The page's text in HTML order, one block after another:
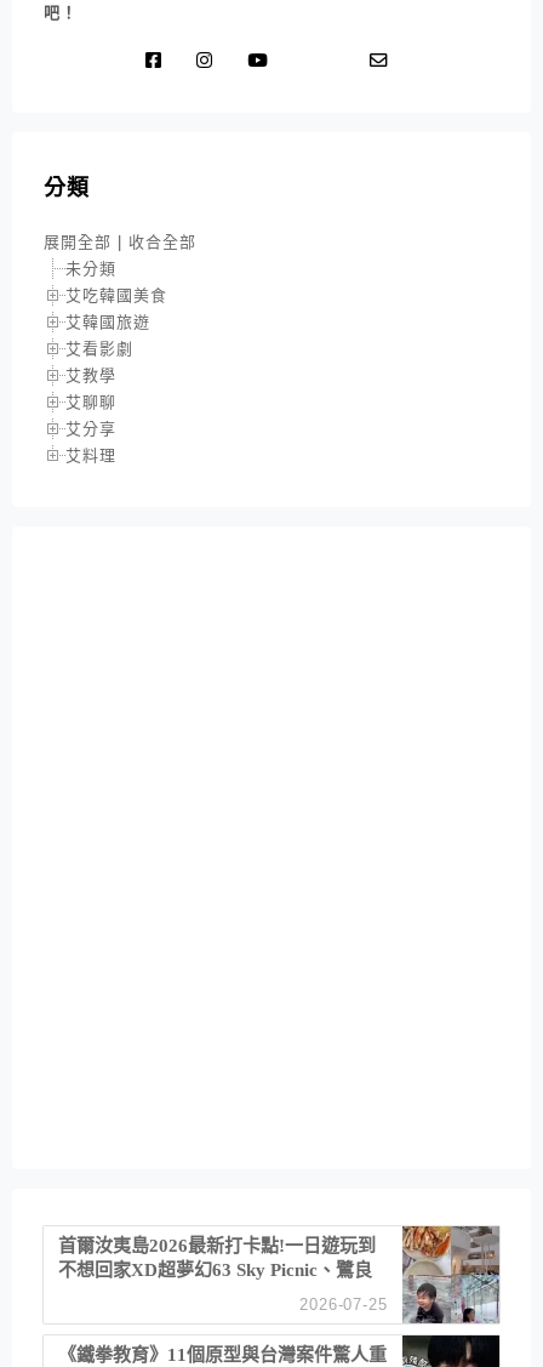
吧！
分類
展開全部 | 收合全部
未分類
艾吃韓國美食
艾韓國旅遊
艾看影劇
艾教學
艾聊聊
艾分享
艾料理
首爾汝夷島2026最新打卡點!一日遊玩到
不想回家XD超夢幻63 Sky Picnic、鷺良
津帝王蟹大餐、《淚之女王》拍攝地、漢
江公園免費玩水
2026-07-25
《鐵拳教育》11個原型與台灣案件驚人重